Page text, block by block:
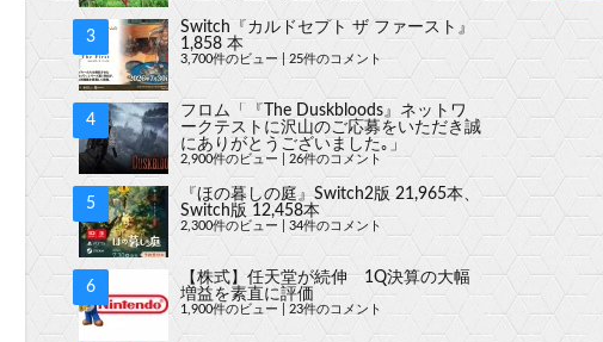
Switch『カルドセプト ザ ファースト』
1,858 本
3,700件のビュー| 25件のコメント
フロム「『The Duskbloods』ネットワ
ークテストに沢山のご応募をいただき誠
にありがとうございました｡」
2,900件のビュー 26件のコメント
『ほの暮しの庭』Switch2版 21,965本、
Switch版 12,458本
2,300件のビュー 34件のコメント
【株式】任天堂が続伸 1Q決算の大幅
増益を素直に評価
1,900件のビュー 23件のコメント